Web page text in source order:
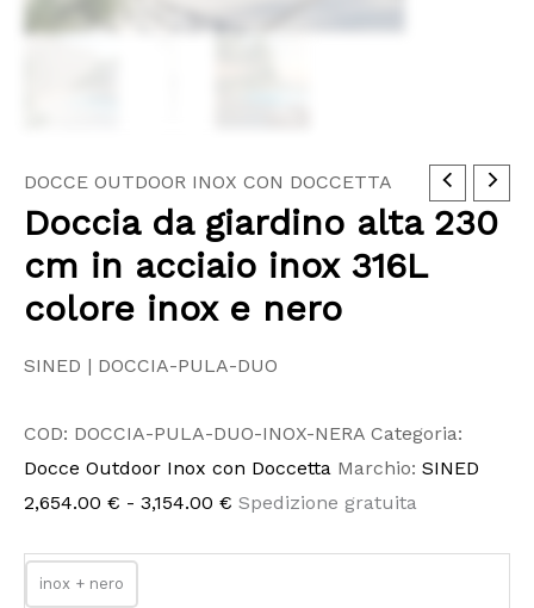
DOCCE OUTDOOR INOX CON DOCCETTA
Doccia da giardino alta 230
cm in acciaio inox 316L
colore inox e nero
SINED | DOCCIA-PULA-DUO
COD: DOCCIA-PULA-DUO-INOX-NERA Categoria:
Docce Outdoor Inox con Doccetta Marchio: SINED
2,654.00 € - 3,154.00 €
Fascia
di
prezzo:
da
2,654.00 €
Spedizione gratuita
inox + nero
Doccia
da
giardino
alta
230
acciaio
316L
inox
e